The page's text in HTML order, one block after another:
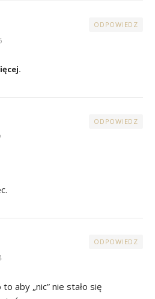
ODPOWIEDZ
ODPOWIEDZ
ODPOWIEDZ
aby „nic” nie stało się